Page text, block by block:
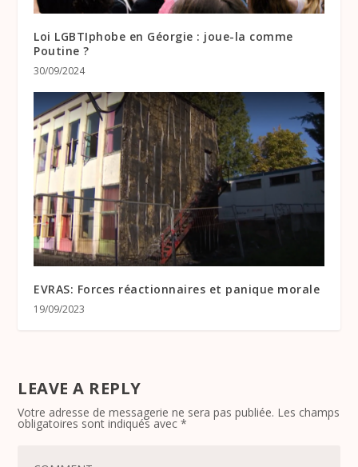
Loi LGBTIphobe en Géorgie : joue-la comme
Poutine ?
30/09/2024
EVRAS: Forces réactionnaires et panique morale
19/09/2023
LEAVE A REPLY
Votre adresse de messagerie ne sera pas publiée. Les champs
obligatoires sont indiqués avec*